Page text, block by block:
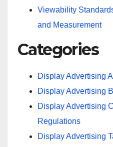
Viewability
and Measurement
Categories
Display Advertising
Display Advertising
Display Advertising
Regulations
Display Advertising